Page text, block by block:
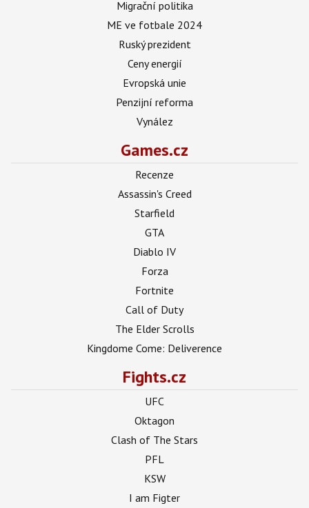
Migrační politika
ME ve fotbale 2024
Ruský prezident
Ceny energií
Evropská unie
Penzijní reforma
Vynález
Games.cz
Recenze
Assassin's Creed
Starfield
GTA
Diablo IV
Forza
Fortnite
Call of Duty
The Elder Scrolls
Kingdome Come: Deliverence
Fights.cz
UFC
Oktagon
Clash of The Stars
PFL
KSW
I am Figter